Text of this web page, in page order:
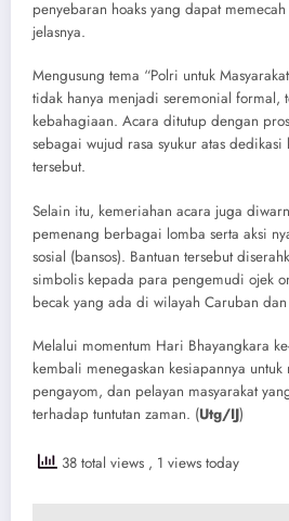
penyebaran hoaks yang dapat
jelasnya.
​Mengusung tema “Polri untuk
tidak hanya menjadi seremonial
kebahagiaan. Acara ditutup dengan
sebagai wujud rasa syukur atas
tersebut.
​Selain itu, kemeriahan acara juga
pemenang berbagai lomba serta aksi
sosial (bansos). Bantuan tersebut
simbolis kepada para pengemudi ojek
becak yang ada di wilayah Caruban dan
​Melalui momentum Hari Bhayangkara
kembali menegaskan kesiapannya
pengayom, dan pelayan masyarakat
terhadap tuntutan zaman. (Utg/IJ)
38 total views , 1 views today